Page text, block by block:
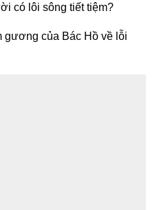
có lôi sông tiết tiệm?
gương của Bác Hồ về lỗi